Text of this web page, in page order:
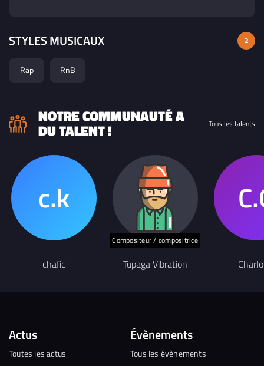
STYLES MUSICAUX 2
Rap RnB
NOTRE COMMUNAUTÉ A
DU TALENT ! Tous les talents
chafic
Compositeur / compositrice
Tupaga Vibration
Actus
Toutes les actus
Évènements
Tous les évènements